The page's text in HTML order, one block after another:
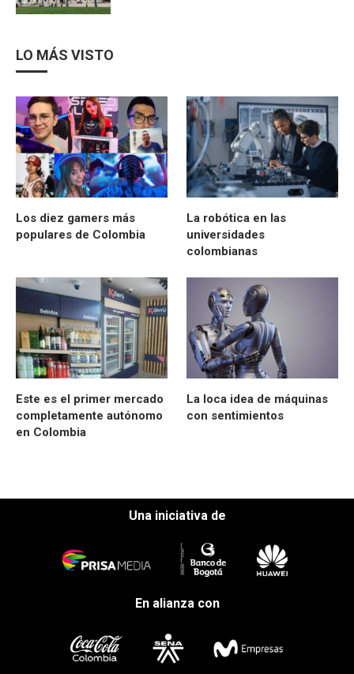
LO MÁS VISTO
Los diez gamers más
populares de Colombia
La robótica en las
universidades
colombianas
Este es el primer mercado
completamente autónomo
en Colombia
La loca idea de máquinas
con sentimientos
Una iniciativa de
En alianza con